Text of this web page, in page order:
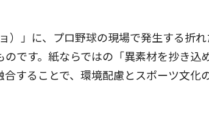
）」に、プロ野球の現場で発生する折
です。紙ならではの「異素材を抄き込め
することで、環境配慮とスポーツ文化